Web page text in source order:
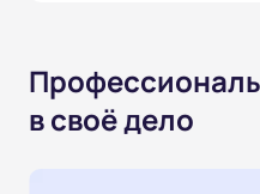
в своё дело